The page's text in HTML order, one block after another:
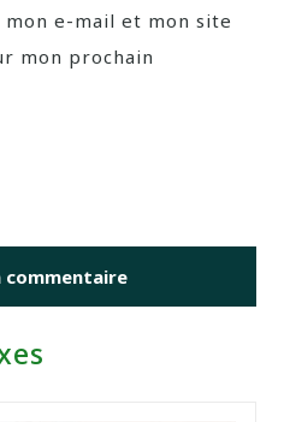
e-mail et mon site
mon prochain